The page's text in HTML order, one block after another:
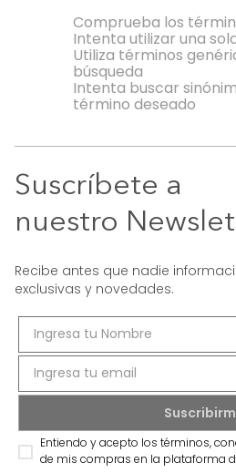
Comprueba los
Intenta utilizar una
Utiliza términos
búsqueda
Intenta buscar
término deseado
Suscríbete a
nuestro
Recibe antes que nadie
exclusivas y novedades.
Entiendo y acepto los términos,
de mis compras en la plataforma
Cama
Mesa Centro
Mesa Noche